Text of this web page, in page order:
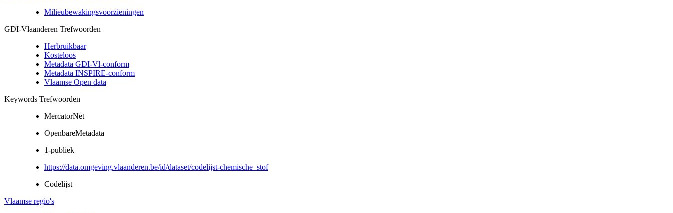
Milieubewakingsvoorzieningen
GDI-Vlaanderen Trefwoorden
Herbruikbaar
Kosteloos
Metadata GDI-Vl-conform
Metadata INSPIRE-conform
Vlaamse Open data
Keywords Trefwoorden
MercatorNet
OpenbareMetadata
1-publiek
https://data.omgeving.vlaanderen.be/id/dataset/codelijst-chemische_stof
Codelijst
Vlaamse regio's